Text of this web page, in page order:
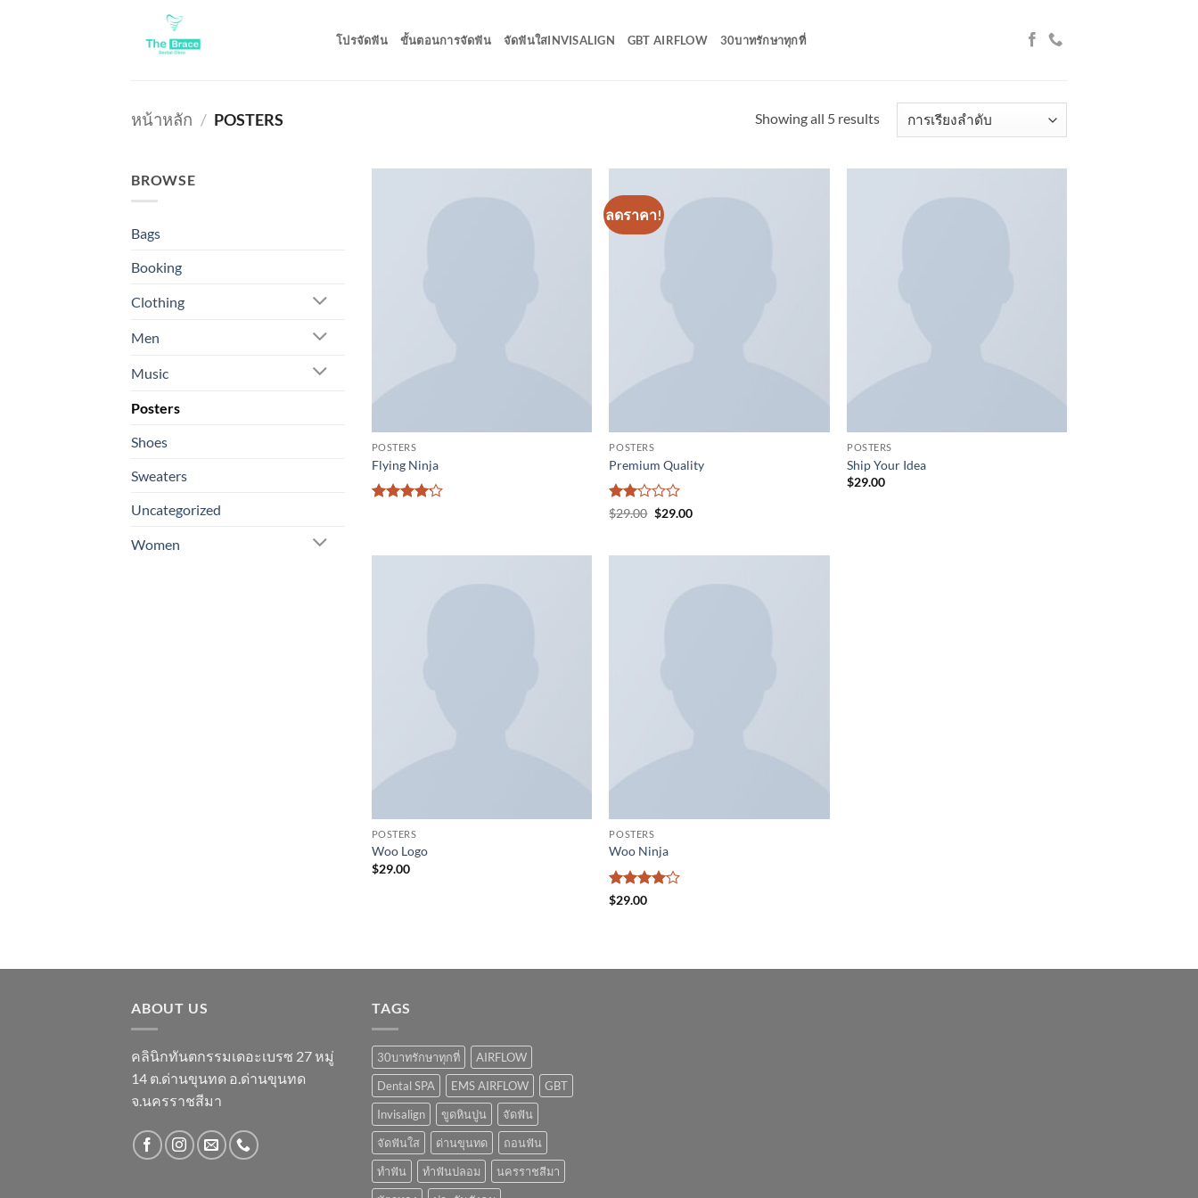
โปรจัดฟัน ขั้นตอนการจัดฟัน จัดฟันใสINVISALIGN GBT AIRFLOW 30บาทรักษาทุกที่
หน้าหลัก / POSTERS Showing all 5 results
BROWSE
Bags
Booking
Clothing
Men
Music
Posters
Shoes
Sweaters
Uncategorized
Women
POSTERS
Flying Ninja
ตั้งแต่ 1-5
ลดราคา!
POSTERS
Premium Quality
ให้
ตั้งแต่
$29.00 Original
$29.00Current
POSTERS
Ship Your Idea
$29.00
POSTERS
Woo Logo
$29.00
POSTERS
Woo Ninja
ให้
$29.00
ABOUT US
คลินิกทันตกรรมเดอะเบรซ 27 หมู่
14 ต.ด่านขุนทด อ.ด่านขุนทด
จ.นครราชสีมา
TAGS
30บาทรักษาทุกที่
AIRFLOW
Dental SPA
EMS AIRFLOW
GBT
Invisalign
ขูดหินปูน
จัดฟัน
จัดฟันใส
ด่านขุนทด
ถอนฟัน
ทำฟัน
ทำฟันปลอม
นครราชสีมา